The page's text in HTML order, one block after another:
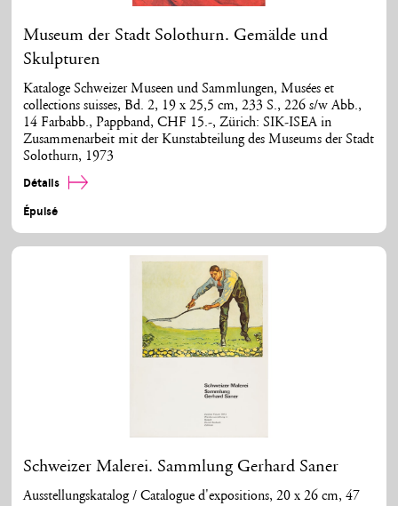
Museum der Stadt Solothurn. Gemälde und
Skulpturen
Kataloge Schweizer Museen und Sammlungen, Musées et
collections suisses, Bd. 2, 19 x 25,5 cm, 233 S., 226 s/w Abb.,
14 Farbabb., Pappband, CHF 15.-, Zürich: SIK-ISEA in
Zusammenarbeit mit der Kunstabteilung des Museums der Stadt
Solothurn, 1973
Détails
Épuisé
Schweizer Malerei. Sammlung Gerhard Saner
Ausstellungskatalog / Catalogue d'expositions, 20 x 26 cm, 47